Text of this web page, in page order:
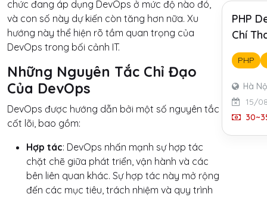
chức đang áp dụng DevOps ở mức độ nào đó,
và con số này dự kiến còn tăng hơn nữa. Xu
hướng này thể hiện rõ tầm quan trọng của
DevOps trong bối cảnh IT.
Những Nguyên Tắc Chỉ Đạo
Của DevOps
DevOps được hướng dẫn bởi một số nguyên tắc
cốt lõi, bao gồm:
Hợp tác: DevOps nhấn mạnh sự hợp tác
chặt chẽ giữa phát triển, vận hành và các
bên liên quan khác. Sự hợp tác này mở rộng
đến các mục tiêu, trách nhiệm và quy trình
PHP
Chí
PHP
Hà
15/